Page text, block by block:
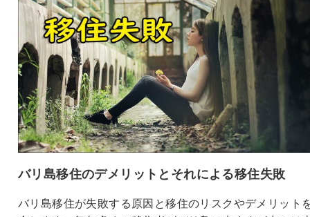
バリ島移住のデメリットとそれによる移住失敗
バリ島移住が失敗する原因と移住のリスクやデメリット